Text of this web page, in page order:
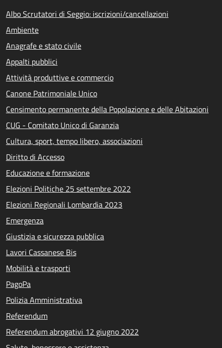
Albo Scrutatori di Seggio: iscrizioni/cancellazioni
Ambiente
Anagrafe e stato civile
Appalti pubblici
Attività produttive e commercio
Canone Patrimoniale Unico
Censimento permanente della Popolazione e delle Abitazioni
CUG - Comitato Unico di Garanzia
Cultura, sport, tempo libero, associazioni
Diritto di Accesso
Educazione e formazione
Elezioni Politiche 25 settembre 2022
Elezioni Regionali Lombardia 2023
Emergenza
Giustizia e sicurezza pubblica
Lavori Cassanese Bis
Mobilità e trasporti
PagoPa
Polizia Amministrativa
Referendum
Referendum abrogativi 12 giugno 2022